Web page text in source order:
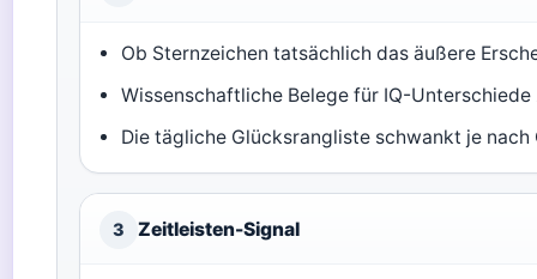
Ob Sternzeichen tatsächlich das äußere
Wissenschaftliche Belege für IQ-
Die tägliche Glücksrangliste schwankt je nach
3 Zeitleisten-Signal